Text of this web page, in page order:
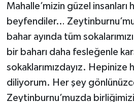
Mahalle’mizin güzel insanları
beyfendiler…
bahar ayında tüm
bir baharı daha fesleğenle
sokaklarımızdayız. Hepinize
diliyorum. Her şey
Zeytinburnu’muzda